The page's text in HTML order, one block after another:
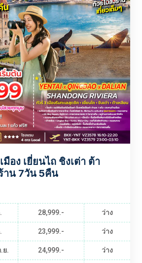
มือง เยี่ยนไถ ชิงเต่า ต้า
าน 7วัน 5คืน
28,999.-
ว่าง
23,999.-
ว่าง
ย. 24,999.-
ว่าง